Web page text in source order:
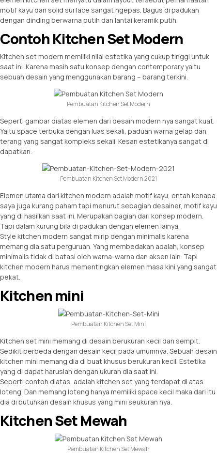
motif kayu dan solid surface sangat ngepas. Bagus di padukan
dengan dinding berwarna putih dan lantai keramik putih.
Contoh Kitchen Set Modern
Kitchen set modern memiliki nilai estetika yang cukup tinggi untuk
saat ini. Karena masih satu konsep dengan contemporary yaitu
sebuah desain yang menggunakan barang – barang terkini.
Pembuatan Kitchen Set Modern
Seperti gambar diatas elemen dari desain modern nya sangat kuat.
Yaitu space terbuka dengan luas sekali, paduan warna gelap dan
terang yang sangat kompleks sekali. Kesan estetikanya sangat di
dapatkan.
Pembuatan Kitchen Set Modern 2021
Elemen utama dari kitchen modern adalah motif kayu, entah kenapa
saya juga kurang paham tapi menurut sebagian desainer, motif kayu
yang di hasilkan saat ini. Merupakan bagian dari konsep modern.
Tapi dalam kurung bila di padukan dengan elemen lainya.
Style kitchen modern sangat mirip dengan minimalis karena
memang dia satu perguruan. Yang membedakan adalah, konsep
minimalis tidak di batasi oleh warna-warna dan aksen lain. Tapi
kitchen modern harus mementingkan elemen masa kini yang sangat
pekat.
Kitchen mini
Pembuatan Kitchen Set Mini
Kitchen set mini memang di desain berukuran kecil dan sempit.
Sedikit berbeda dengan desain kecil pada umumnya. Sebuah desain
kitchen mini memang dia di buat khusus berukuran kecil. Estetika
yang di dapat haruslah dengan ukuran dia saat ini.
Seperti contoh diatas, adalah kitchen set yang terdapat di atas
loteng. Dan memang loteng hanya memiliki space kecil maka dari itu
dia di butuhkan desain khusus yang mini seukuran nya.
Kitchen Set Mewah
Pembuatan Kitchen Set Mewah